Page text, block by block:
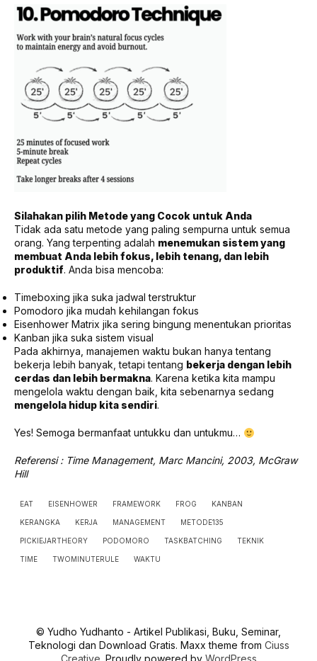
Silahakan pilih Metode yang Cocok untuk Anda
Tidak ada satu metode yang paling sempurna untuk semua
orang. Yang terpenting adalah menemukan sistem yang
membuat Anda lebih fokus, lebih tenang, dan lebih
produktif. Anda bisa mencoba:
Timeboxing jika suka jadwal terstruktur
Pomodoro jika mudah kehilangan fokus
Eisenhower Matrix jika sering bingung menentukan prioritas
Kanban jika suka sistem visual
Pada akhirnya, manajemen waktu bukan hanya tentang
bekerja lebih banyak, tetapi tentang bekerja dengan lebih
cerdas dan lebih bermakna. Karena ketika kita mampu
mengelola waktu dengan baik, kita sebenarnya sedang
mengelola hidup kita sendiri.
Yes! Semoga bermanfaat untukku dan untukmu…
Referensi : Time Management, Marc Mancini, 2003, McGraw
Hill
EAT EISENHOWER FRAMEWORK FROG KANBAN
KERANGKA KERJA MANAGEMENT METODE135
PICKIEJARTHEORY PODOMORO TASKBATCHING TEKNIK
TIME TWOMINUTERULE WAKTU
© Yudho Yudhanto - Artikel Publikasi, Buku, Seminar,
Teknologi dan Download Gratis. Maxx theme from Ciuss